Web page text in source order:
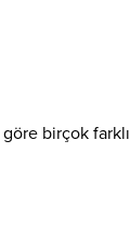
birçok farklı